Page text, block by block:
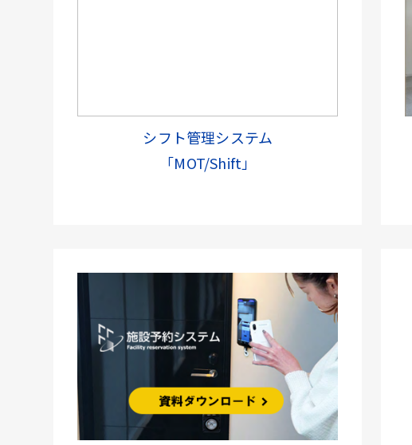
シフト管理システム
「MOT/Shift」